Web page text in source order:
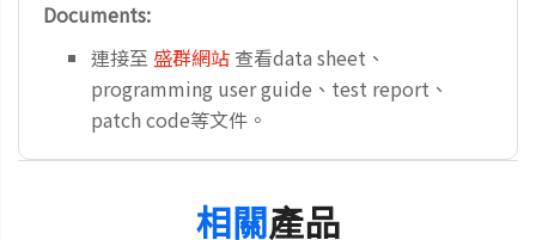
Documents:
連接至 盛群網站 查看data sheet、
programming user guide、test report、
patch code等文件。
相關產品